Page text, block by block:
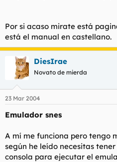
Por si acaso mirate está
está el manual en castellano.
DiesIrae
Novato de mierda
23 Mar 2004
Emulador snes
A mí me funciona pero tengo
según he leído necesitas
consola para ejecutar el